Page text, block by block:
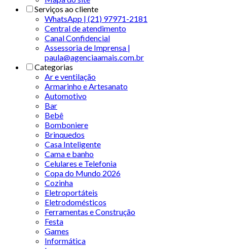
Serviços ao cliente
WhatsApp | (21) 97971-2181
Central de atendimento
Canal Confidencial
Assessoria de Imprensa |
paula@agenciaamais.com.br
Categorias
Ar e ventilação
Armarinho e Artesanato
Automotivo
Bar
Bebê
Bomboniere
Brinquedos
Casa Inteligente
Cama e banho
Celulares e Telefonia
Copa do Mundo 2026
Cozinha
Eletroportáteis
Eletrodomésticos
Ferramentas e Construção
Festa
Games
Informática